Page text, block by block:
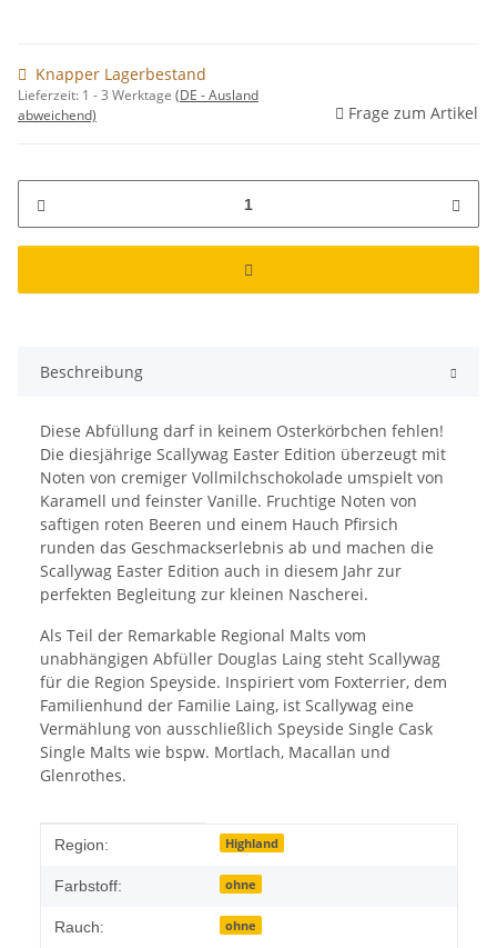
Knapper Lagerbestand
Lieferzeit: 1 - 3 Werktage (DE - Ausland
abweichend)
Frage zum Artikel
Beschreibung
Diese Abfüllung darf in keinem Osterkörbchen fehlen!
Die diesjährige Scallywag Easter Edition überzeugt mit
Noten von cremiger Vollmilchschokolade umspielt von
Karamell und feinster Vanille. Fruchtige Noten von
saftigen roten Beeren und einem Hauch Pfirsich
runden das Geschmackserlebnis ab und machen die
Scallywag Easter Edition auch in diesem Jahr zur
perfekten Begleitung zur kleinen Nascherei.
Als Teil der Remarkable Regional Malts vom
unabhängigen Abfüller Douglas Laing steht Scallywag
für die Region Speyside. Inspiriert vom Foxterrier, dem
Familienhund der Familie Laing, ist Scallywag eine
Vermählung von ausschließlich Speyside Single Cask
Single Malts wie bspw. Mortlach, Macallan und
Glenrothes.
Produkteigenschaft
Wert
Region: Highland
Farbstoff: ohne
Rauch: ohne